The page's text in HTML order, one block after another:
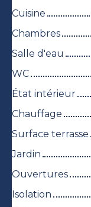
Cuisine
Chambres
Salle d'eau
WC
État intérieur
Chauffage
Surface terrasse
Jardin
Ouvertures
Isolation